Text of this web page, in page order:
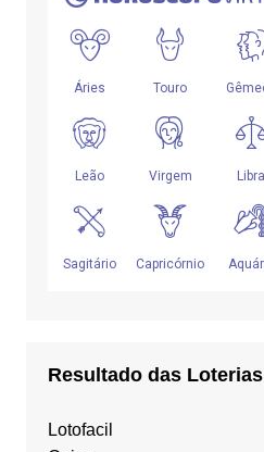
Resultado das Loterias
Lotofacil